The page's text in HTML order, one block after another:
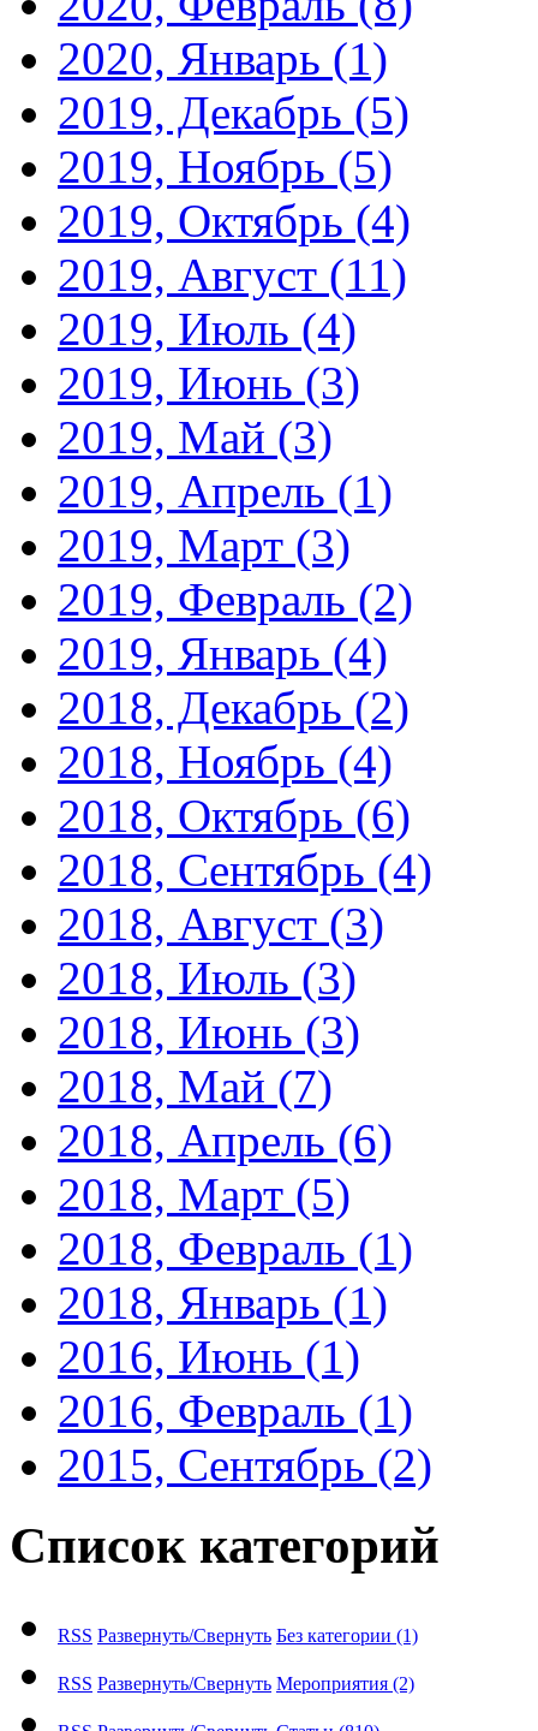
2020, Январь (1)
2019, Декабрь (5)
2019, Ноябрь (5)
2019, Октябрь (4)
2019, Август (11)
2019, Июль (4)
2019, Июнь (3)
2019, Май (3)
2019, Апрель (1)
2019, Март (3)
2019, Февраль (2)
2019, Январь (4)
2018, Декабрь (2)
2018, Ноябрь (4)
2018, Октябрь (6)
2018, Сентябрь (4)
2018, Август (3)
2018, Июль (3)
2018, Июнь (3)
2018, Май (7)
2018, Апрель (6)
2018, Март (5)
2018, Февраль (1)
2018, Январь (1)
2016, Июнь (1)
2016, Февраль (1)
2015, Сентябрь (2)
Список категорий
RSS Развернуть/Свернуть Без категории (1)
RSS Развернуть/Свернуть Мероприятия (2)